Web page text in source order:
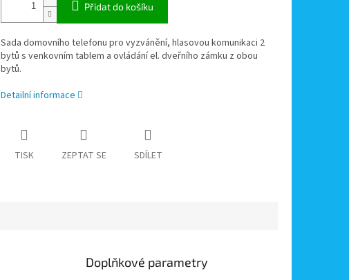
Přidat do košíku
Sada domovního telefonu pro vyzvánění, hlasovou komunikaci 2
bytů s venkovním tablem a ovládání el. dveřního zámku z obou
bytů.
Detailní informace
TISK ZEPTAT SE SDÍLET
Doplňkové parametry